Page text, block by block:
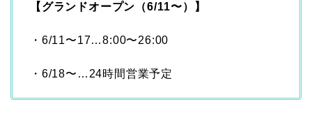
【グランドオープン（6/11〜）】
・6/11〜17…8:00〜26:00
・6/18〜…24時間営業予定